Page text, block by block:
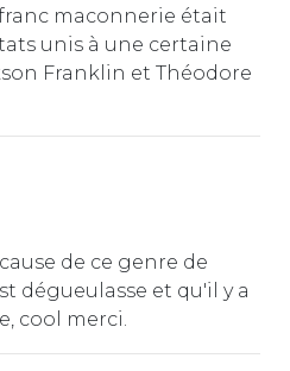
maconnerie était
unis à une certaine
Franklin et Théodore
de ce genre de
dégueulasse et qu'il y a
cool merci.